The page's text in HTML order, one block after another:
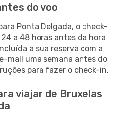
do voo
Ponta Delgada, o check-
a 48 horas antes da hora
a sua reserva com a
mail uma semana antes do
para fazer o check-in.
viajar de Bruxelas